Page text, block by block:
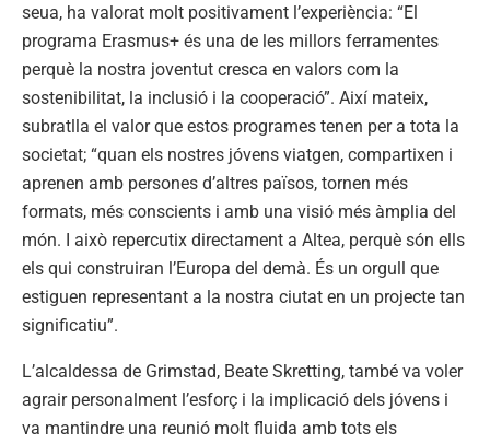
seua, ha valorat molt positivament l’experiència: “El
programa Erasmus+ és una de les millors ferramentes
perquè la nostra joventut cresca en valors com la
sostenibilitat, la inclusió i la cooperació”. Així mateix,
subratlla el valor que estos programes tenen per a tota la
societat; “quan els nostres jóvens viatgen, compartixen i
aprenen amb persones d’altres països, tornen més
formats, més conscients i amb una visió més àmplia del
món. I això repercutix directament a Altea, perquè són ells
els qui construiran l’Europa del demà. És un orgull que
estiguen representant a la nostra ciutat en un projecte tan
significatiu”.
L’alcaldessa de Grimstad, Beate Skretting, també va voler
agrair personalment l’esforç i la implicació dels jóvens i
va mantindre una reunió molt fluida amb tots els